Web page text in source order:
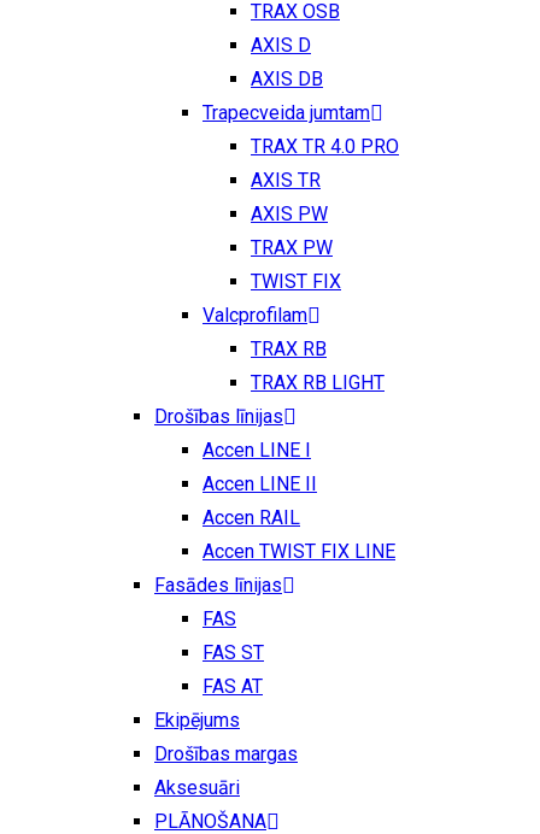
TRAX OSB
AXIS D
AXIS DB
Trapecveida jumtam
TRAX TR 4.0 PRO
AXIS TR
AXIS PW
TRAX PW
TWIST FIX
Valcprofilam
TRAX RB
TRAX RB LIGHT
Drošības līnijas
Accen LINE I
Accen LINE II
Accen RAIL
Accen TWIST FIX LINE
Fasādes līnijas
FAS
FAS ST
FAS AT
Ekipējums
Drošības margas
Aksesuāri
PLĀNOŠANA